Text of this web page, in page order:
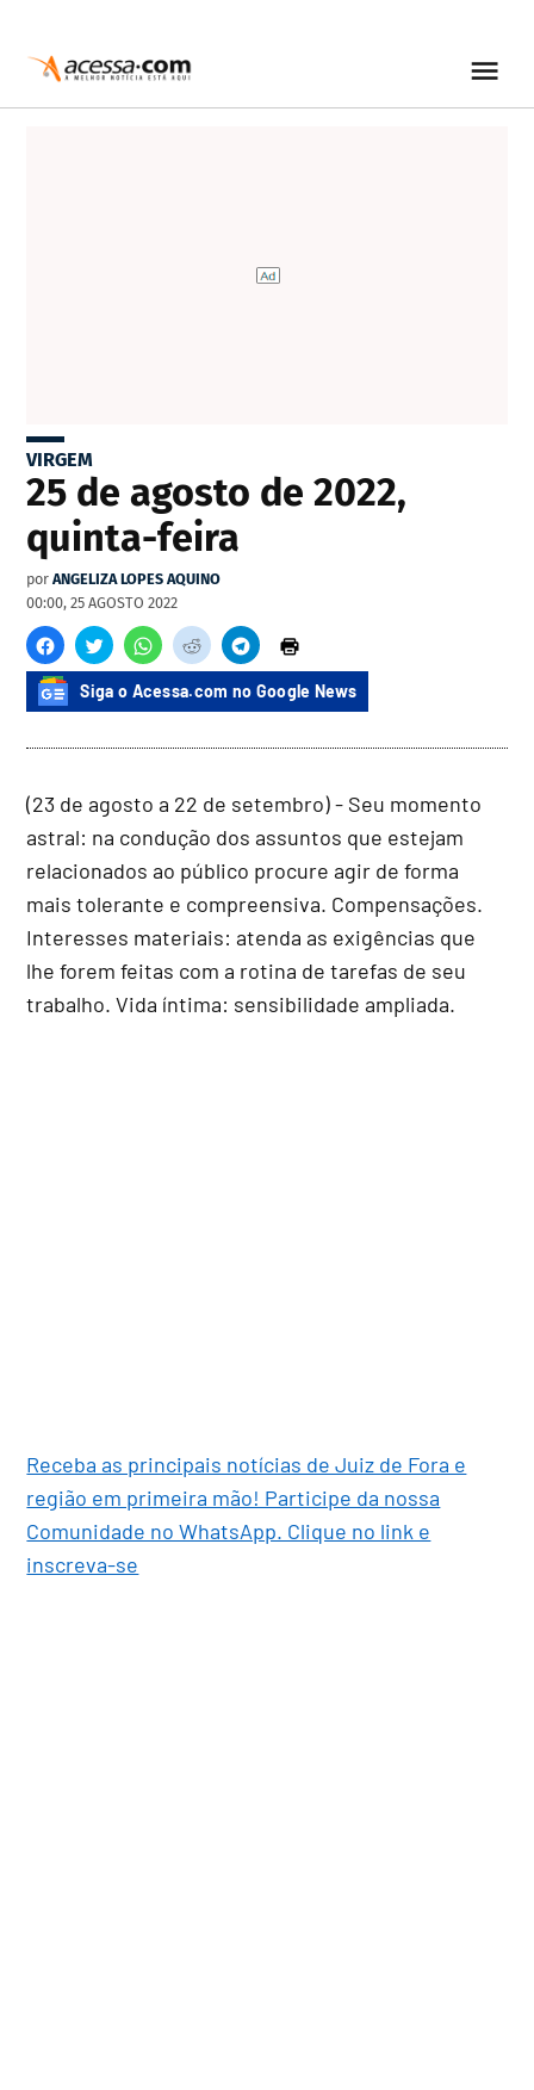
VIRGEM
25 de agosto de 2022,
quinta-feira
por ANGELIZA LOPES AQUINO
00:00, 25 AGOSTO 2022
Siga o Acessa.com no Google News
(23 de agosto a 22 de setembro) - Seu momento
astral: na condução dos assuntos que estejam
relacionados ao público procure agir de forma
mais tolerante e compreensiva. Compensações.
Interesses materiais: atenda as exigências que
lhe forem feitas com a rotina de tarefas de seu
trabalho. Vida íntima: sensibilidade ampliada.
Receba as principais notícias de Juiz de Fora e
região em primeira mão! Participe da nossa
Comunidade no WhatsApp. Clique no link e
inscreva-se